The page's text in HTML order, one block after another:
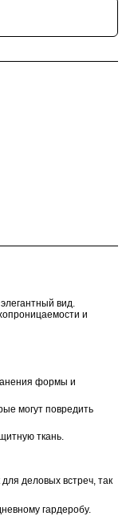
вид.
и
формы и
могут повредить
ткань.
деловых встреч, так
гардеробу.